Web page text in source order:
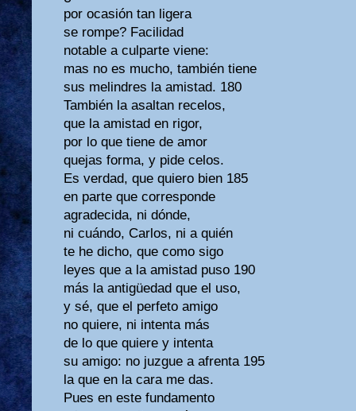
por ocasión tan ligera
se rompe? Facilidad
notable a culparte viene:
mas no es mucho, también tiene
sus melindres la amistad. 180
También la asaltan recelos,
que la amistad en rigor,
por lo que tiene de amor
quejas forma, y pide celos.
Es verdad, que quiero bien 185
en parte que corresponde
agradecida, ni dónde,
ni cuándo, Carlos, ni a quién
te he dicho, que como sigo
leyes que a la amistad puso 190
más la antigüedad que el uso,
y sé, que el perfeto amigo
no quiere, ni intenta más
de lo que quiere y intenta
su amigo: no juzgue a afrenta 195
la que en la cara me das.
Pues en este fundamento